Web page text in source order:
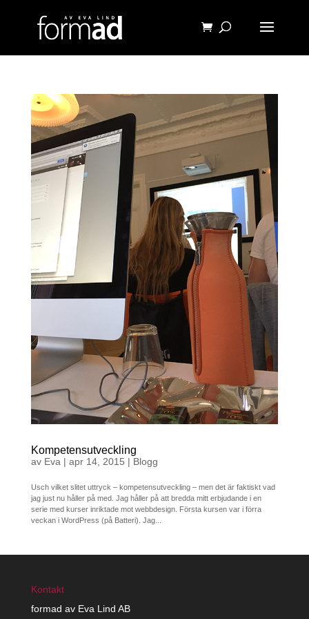
Kompetensutveckling
av Eva | apr 14, 2015 | Blogg
Usch vilket slitet uttryck – kompetensutveckling – men det är faktiskt vad
jag just nu håller på med. Jag håller på att bredda mitt erbjudande i en
serie med kurser inriktade mot webbdesign. Första kursen var i förra
veckan i WordPress (på Batteri). Jag...
Kontakt
formad av Eva Lind AB